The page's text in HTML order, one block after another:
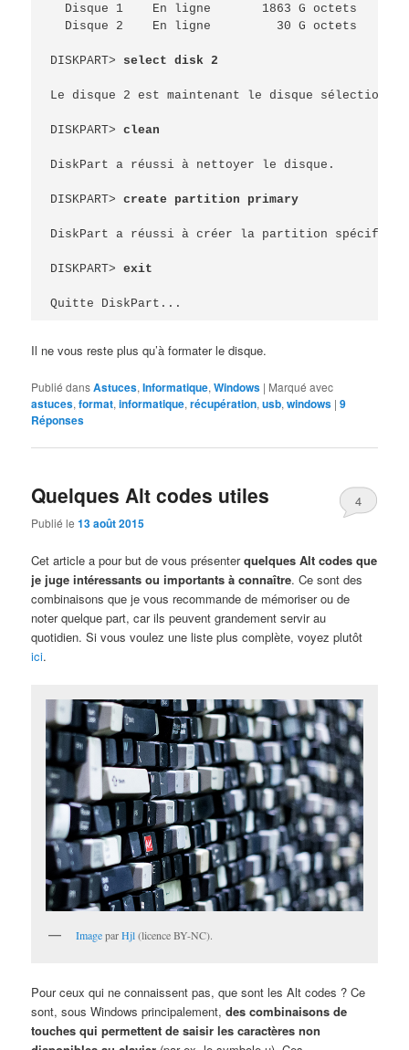
Disque 1    En ligne       1863 G octets
Disque 2    En ligne         30 G octets
DISKPART> select disk 2
Le disque 2 est maintenant le disque sélectionné.
DISKPART> clean
DiskPart a réussi à nettoyer le disque.
DISKPART> create partition primary
DiskPart a réussi à créer la partition spécifiée.
DISKPART> exit
Quitte DiskPart...
Il ne vous reste plus qu’à formater le disque.
Publié dansAstuces,Informatique,Windows | Marqué avec
astuces,format,informatique,récupération,usb,windows |9
Réponses
Quelques Alt codes utiles
Publié le13 août 2015
4
Cet article a pour but de vous présenterquelques Alt codes que
je juge intéressants ou importants à connaître. Ce sont des
combinaisons que je vous recommande de mémoriser ou de
noter quelque part, car ils peuvent grandement servir au
quotidien. Si vous voulez une liste plus complète, voyez plutôt
ici.
ImageparHjl(licence BY-NC).
Pour ceux qui ne connaissent pas, que sont les Alt codes ? Ce
sont, sous Windows principalement,des combinaisons de
touches qui permettent de saisir les caractères non